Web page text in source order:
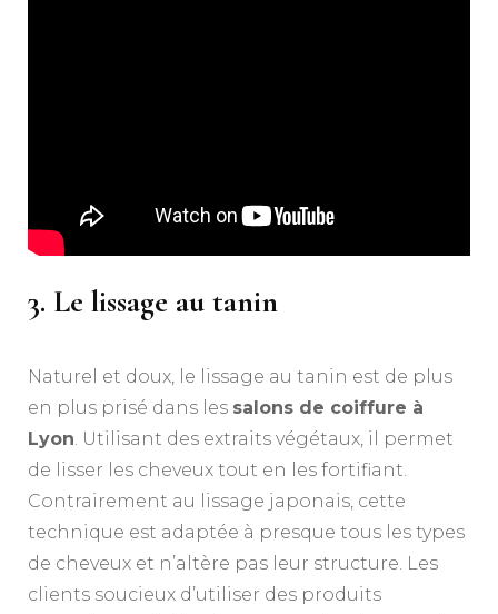
3. Le lissage au tanin
Naturel et doux, le lissage au tanin est de plus
en plus prisé dans les salons de coiffure à
Lyon. Utilisant des extraits végétaux, il permet
de lisser les cheveux tout en les fortifiant.
Contrairement au lissage japonais, cette
technique est adaptée à presque tous les types
de cheveux et n’altère pas leur structure. Les
clients soucieux d’utiliser des produits